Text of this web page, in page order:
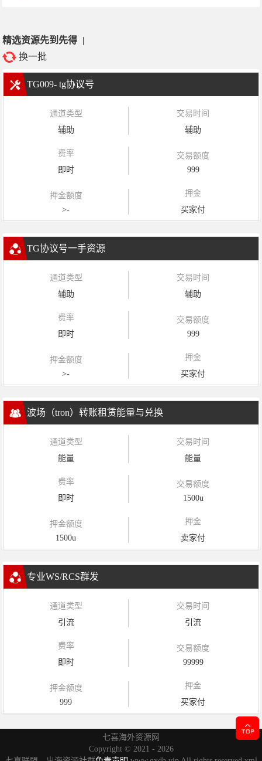
精选资源先到先得 |
换一批
TG009- tg协议号
通道类型
辅助
交易时间
辅助
费率
即时
交易额度
999
押金额度
>-
押金
买家付
TG协议号一手资源
通道类型
辅助
交易时间
辅助
费率
即时
交易额度
999
押金额度
>-
押金
买家付
波场（tron）转账租赁能量与兑换
通道类型
能量
交易时间
能量
费率
即时
交易额度
1500u
押金额度
1500u
押金
卖家付
专业WS/RCS群发
通道类型
引流
交易时间
引流
费率
即时
交易额度
99999
押金额度
999
押金
买家付
七喜海外资源网
Copyright © 2021 - 2026